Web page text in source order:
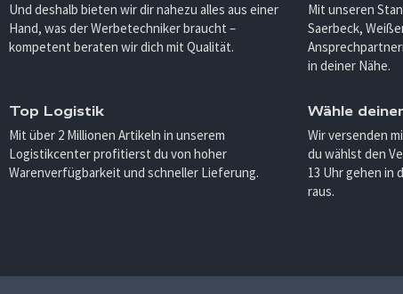
Und deshalb bieten wir dir nahezu alles aus einer
Hand, was der Werbetechniker braucht –
kompetent beraten wir dich mit Qualität.
Mit unseren
Saerbeck,
in deiner Nähe.
Top Logistik
Mit über 2 Millionen Artikeln in unserem
Logistikcenter profitierst du von hoher
Warenverfügbarkeit und schneller Lieferung.
Wähle
Wir versenden
du wählst den
13 Uhr gehen in
raus.